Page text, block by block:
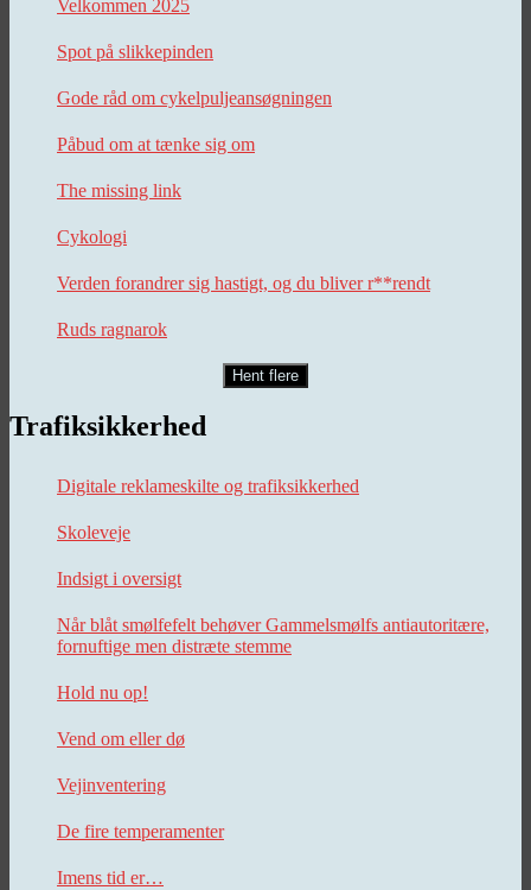
Velkommen 2025
Spot på slikkepinden
Gode råd om cykelpuljeansøgningen
Påbud om at tænke sig om
The missing link
Cykologi
Verden forandrer sig hastigt, og du bliver r**rendt
Ruds ragnarok
Hent flere
Trafiksikkerhed
Digitale reklameskilte og trafiksikkerhed
Skoleveje
Indsigt i oversigt
Når blåt smølfefelt behøver Gammelsmølfs antiautoritære,
fornuftige men distræte stemme
Hold nu op!
Vend om eller dø
Vejinventering
De fire temperamenter
Imens tid er…